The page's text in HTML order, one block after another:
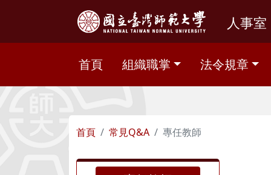
人事室
首頁 組織職掌 法令規章
首頁 常見Q&A 專任教師